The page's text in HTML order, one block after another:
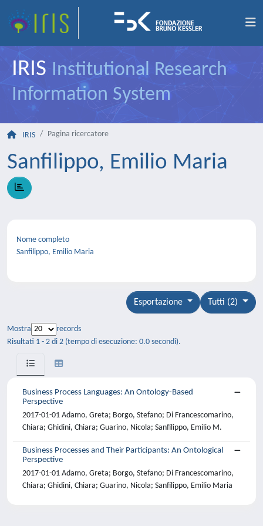
IRIS Institutional Research
Information System
IRIS Pagina ricercatore
Sanfilippo, Emilio Maria
Nome completo
Sanfilippo, Emilio Maria
Tutti (2)
Esportazione
Mostra
records
Risultati 1 - 2 di 2 (tempo di esecuzione: 0.0 secondi).
Business Process Languages: An Ontology-Based
Perspective
2017-01-01 Adamo, Greta; Borgo, Stefano; Di Francescomarino,
Chiara; Ghidini, Chiara; Guarino, Nicola; Sanfilippo, Emilio M.
Business Processes and Their Participants: An Ontological
Perspective
2017-01-01 Adamo, Greta; Borgo, Stefano; Di Francescomarino,
Chiara; Ghidini, Chiara; Guarino, Nicola; Sanfilippo, Emilio Maria